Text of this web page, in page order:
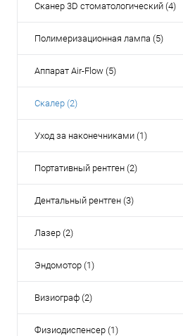
Сканер 3D стоматологический (4)
Полимеризационная лампа (5)
Аппарат Air-Flow (5)
Скалер (2)
Уход за наконечниками (1)
Портативный рентген (2)
Дентальный рентген (3)
Лазер (2)
Эндомотор (1)
Визиограф (2)
Физиодиспенсер (1)